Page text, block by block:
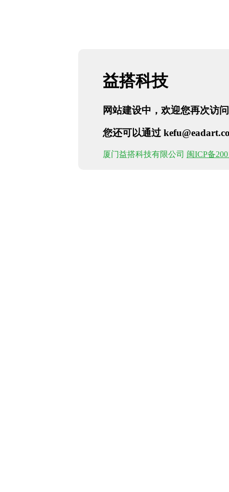
益搭科技
网站建设中，欢迎您再次访
您还可以通过
厦门益搭科技有限公司 闽ICP备